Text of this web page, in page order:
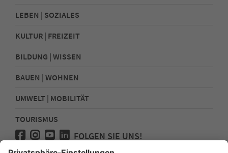
LEBEN | SOZIALES
KULTUR | FREIZEIT
BILDUNG | WISSEN
BAUEN | WOHNEN
UMWELT | MOBILITÄT
TOURISMUS
FOLGEN SIE UNS!